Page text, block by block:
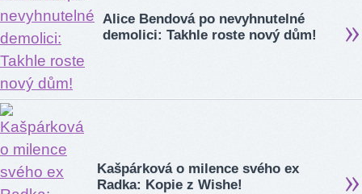
Alice Bendová po nevyhnutelné
demolici: Takhle roste nový dům!
Kašpárková o milence svého ex
Radka: Kopie z Wishe!